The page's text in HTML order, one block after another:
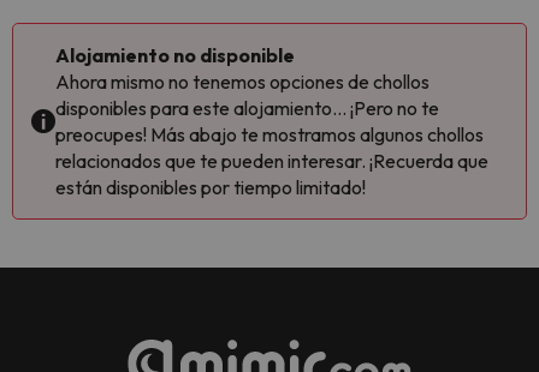
Alojamiento no disponible
Ahora mismo no tenemos opciones de chollos
disponibles para este alojamiento... ¡Pero no te
preocupes! Más abajo te mostramos algunos chollos
relacionados que te pueden interesar. ¡Recuerda que
están disponibles por tiempo limitado!